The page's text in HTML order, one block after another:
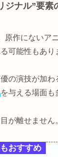
ジナル”要素
原作にないア
可能性もあり
の演技が加わ
を与える場面も
が離せません
おすすめ